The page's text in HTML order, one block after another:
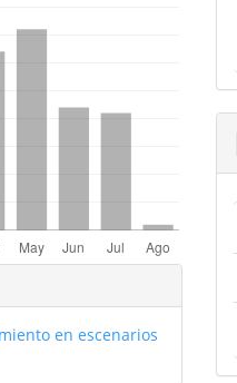
en escenarios